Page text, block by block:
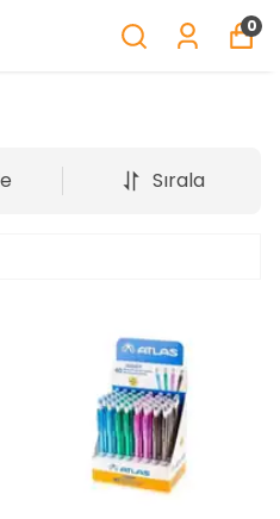
0
Sırala